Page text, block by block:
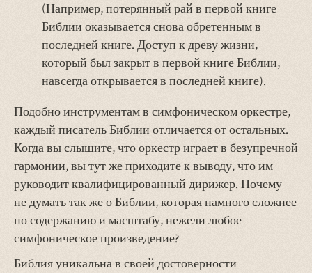
(Например, потерянный рай в первойкниге
Библии оказывается снова обретенным в
последней книге. Доступ к древу жизни,
который был закрыт в первой книге Библии,
навсегда открывается в последней книге).
Подобно инструментам в симфоническом оркестре,
каждый писатель Библии отличается от остальных.
Когда вы слышите, что оркестр играет в безупречной
гармонии, вы тут же приходите к выводу, что им
руководит квалифицированный дирижер. Почему
не думать так же о Библии, которая намного сложнее
по содержанию и масштабу, нежели любое
симфоническое произведение?
Библия уникальна в своей достоверности